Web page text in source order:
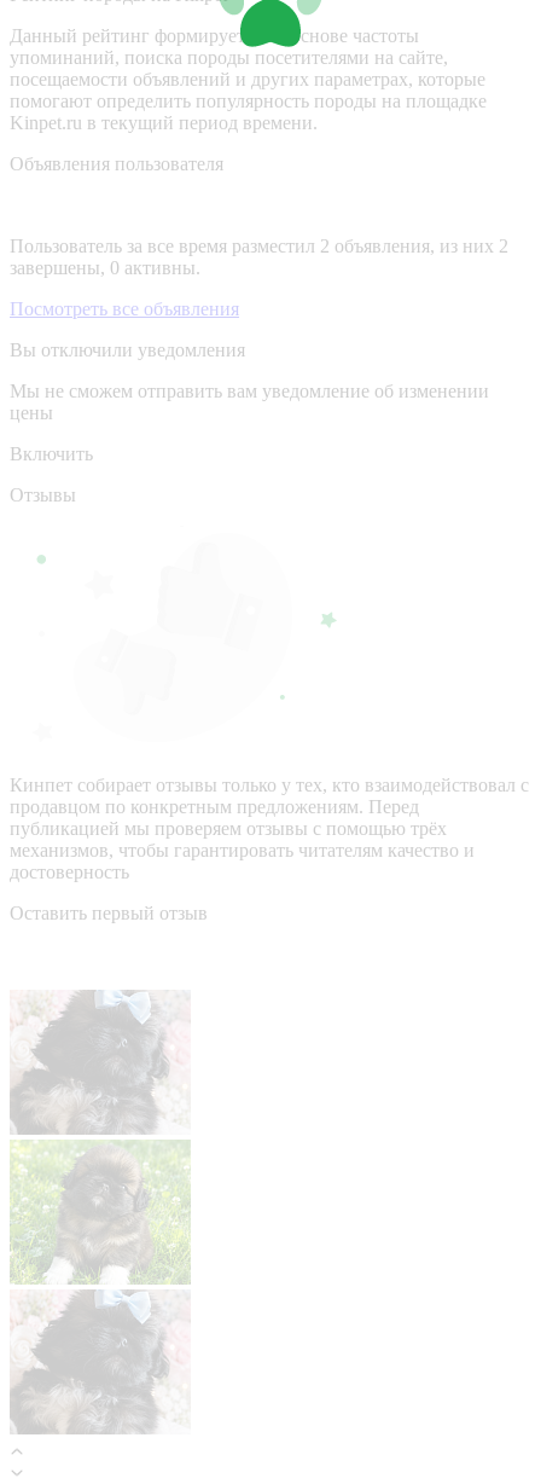
Данный рейтинг формируется на основе частоты
упоминаний, поиска породы посетителями на сайте,
посещаемости объявлений и других параметрах, которые
помогают определить популярность породы на площадке
Kinpet.ru в текущий период времени.
Объявления пользователя
Пользователь за все время разместил 2 объявления, из них 2
завершены, 0 активны.
Посмотреть все объявления
Вы отключили уведомления
Мы не сможем отправить вам уведомление об изменении
цены
Включить
Отзывы
Кинпет собирает отзывы только у тех, кто взаимодействовал с
продавцом по конкретным предложениям. Перед
публикацией мы проверяем отзывы с помощью трёх
механизмов, чтобы гарантировать читателям качество и
достоверность
Оставить первый отзыв